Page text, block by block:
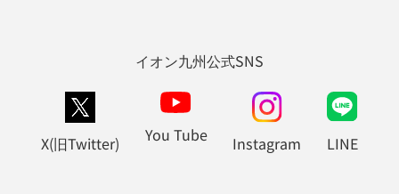
イオン九州公式SNS
X(旧Twitter) You Tube Instagram LINE